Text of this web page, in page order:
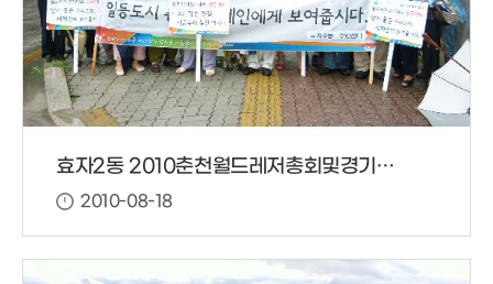
효자2동 2010춘천월드레저총회및경기대회 홍보 캠페인 전개
2010-08-18